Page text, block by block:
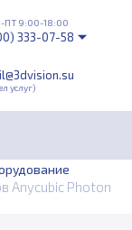
услуг)
ПТ 9:00-18:00
333-07-58
Anycubic Photon